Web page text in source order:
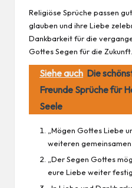
Religiöse Sprüche passen
glauben und ihre Liebe
Dankbarkeit für die
Gottes Segen für die
Siehe auch Die
Freunde Sprüche für
Seele
„Mögen Gottes Liebe
weiteren
„Der Segen Gottes
eure Liebe weiter